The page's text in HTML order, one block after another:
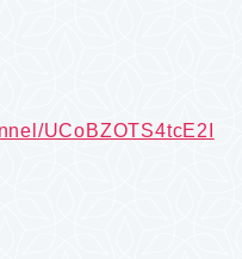
UCoBZOTS4tcE2I